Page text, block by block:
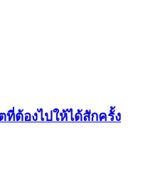
ที่ต้องไปให้ได้สักครั้ง